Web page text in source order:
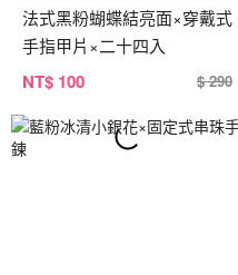
法式黑粉蝴蝶結亮面×穿戴式
手指甲片×二十四入
NT$ 100 $ 290